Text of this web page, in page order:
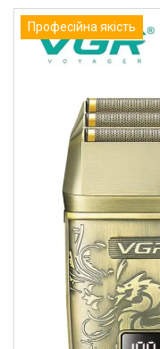
Професійна якість